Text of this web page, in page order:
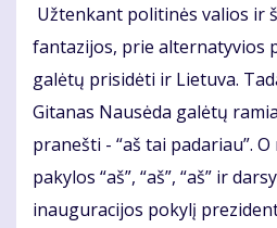
Užtenkant politinės valios ir
fantazijos, prie alternatyvios
galėtų prisidėti ir Lietuva.
Gitanas Nausėda galėtų
pranešti - “aš tai padariau”.
pakylos “aš”, “aš”, “aš” ir
inauguracijos pokylį